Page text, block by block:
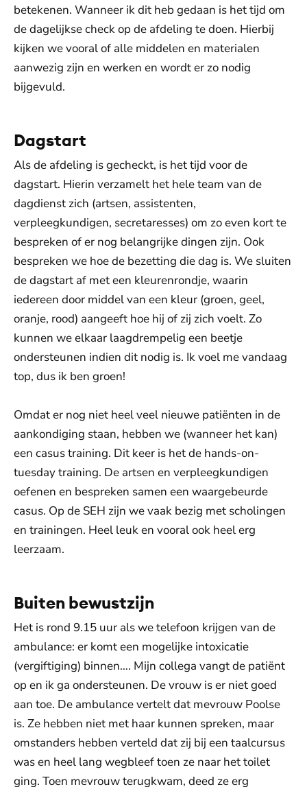
betekenen. Wanneer ik dit heb gedaan is het tijd om
de dagelijkse check op de afdeling te doen. Hierbij
kijken we vooral of alle middelen en materialen
aanwezig zijn en werken en wordt er zo nodig
bijgevuld.
Dagstart
Als de afdeling is gecheckt, is het tijd voor de
dagstart. Hierin verzamelt het hele team van de
dagdienst zich (artsen, assistenten,
verpleegkundigen, secretaresses) om zo even kort te
bespreken of er nog belangrijke dingen zijn. Ook
bespreken we hoe de bezetting die dag is. We sluiten
de dagstart af met een kleurenrondje, waarin
iedereen door middel van een kleur (groen, geel,
oranje, rood) aangeeft hoe hij of zij zich voelt. Zo
kunnen we elkaar laagdrempelig een beetje
ondersteunen indien dit nodig is. Ik voel me vandaag
top, dus ik ben groen!
Omdat er nog niet heel veel nieuwe patiënten in de
aankondiging staan, hebben we (wanneer het kan)
een casus training. Dit keer is het de hands-on-
tuesday training. De artsen en verpleegkundigen
oefenen en bespreken samen een waargebeurde
casus. Op de SEH zijn we vaak bezig met scholingen
en trainingen. Heel leuk en vooral ook heel erg
leerzaam.
Buiten bewustzijn
Het is rond 9.15 uur als we telefoon krijgen van de
ambulance: er komt een mogelijke intoxicatie
(vergiftiging) binnen…. Mijn collega vangt de patiënt
op en ik ga ondersteunen. De vrouw is er niet goed
aan toe. De ambulance vertelt dat mevrouw Poolse
is. Ze hebben niet met haar kunnen spreken, maar
omstanders hebben verteld dat zij bij een taalcursus
was en heel lang wegbleef toen ze naar het toilet
ging. Toen mevrouw terugkwam, deed ze erg